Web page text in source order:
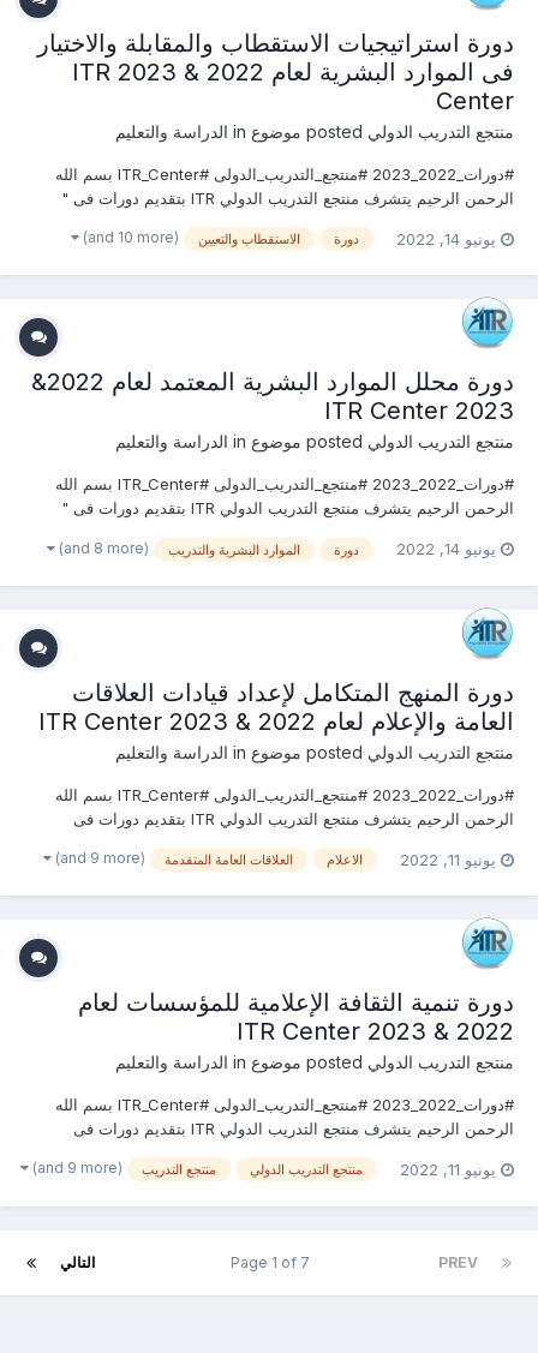
دورة استراتيجيات الاستقطاب والمقابلة والاختيار
فى الموارد البشرية لعام 2022 & 2023 ITR
Center
منتجع التدريب الدولي الدراسة والتعليم
#دورات_2022_2023 #منتجع_التدريب_الدولى #ITR_Center بسم الله
الرحمن الرحيم يتشرف منتجع التدريب الدولي ITR بتقديم دورات فى "
&2023 يمكنكم التسجيل او الاستفسارعلى الدورة الان ............................ يونيو 14, 2022 دورة الاستقطاب والتعيين (and 10 more)
دورة محلل الموارد البشرية المعتمد لعام 2022&
2023 ITR Center
منتجع التدريب الدولي الدراسة والتعليم
#دورات_2022_2023 #منتجع_التدريب_الدولى #ITR_Center بسم الله
الرحمن الرحيم يتشرف منتجع التدريب الدولي ITR بتقديم دورات فى "
&2023 يمكنكم التسجيل او الاستفسارعلى الدورة الان ............................ يونيو 14, 2022 دورة الموارد البشرية والتدريب (and 8 more)
دورة المنهج المتكامل لإعداد قيادات العلاقات
العامة والإعلام لعام 2022 & 2023 ITR Center
منتجع التدريب الدولي الدراسة والتعليم
#دورات_2022_2023 #منتجع_التدريب_الدولى #ITR_Center بسم الله
الرحمن الرحيم يتشرف منتجع التدريب الدولي ITR بتقديم دورات فى
يمكنكم التسجيل او الاستفسارعلى الدورة الان ............................
يونيو 11, 2022 الاعلام العلاقات العامة المتقدمة (and 9 more)
دورة تنمية الثقافة الإعلامية للمؤسسات لعام
2022 & 2023 ITR Center
منتجع التدريب الدولي الدراسة والتعليم
#دورات_2022_2023 #منتجع_التدريب_الدولى #ITR_Center بسم الله
الرحمن الرحيم يتشرف منتجع التدريب الدولي ITR بتقديم دورات فى
يمكنكم التسجيل او الاستفسارعلى الدورة الان ............................
يونيو 11, 2022 منتجع التدريب الدولي منتجع التدريب (and 9 more)
PREV التالي Page 1 of 7